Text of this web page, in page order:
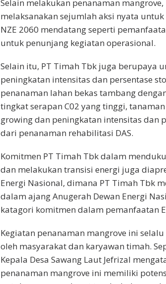
Selain melakukan penanaman
melaksanakan sejumlah aksi nyata
NZE 2060 mendatang seperti
untuk penunjang kegiatan operasional.
Selain itu, PT Timah Tbk juga berupaya
peningkatan intensitas dan persentase
penanaman lahan bekas tambang
tingkat serapan C02 yang tinggi,
growing dan peningkatan intensitas dan
dari penanaman rehabilitasi DAS.
Komitmen PT Timah Tbk dalam
dan melakukan transisi energi juga
Energi Nasional, dimana PT Timah Tbk
dalam ajang Anugerah Dewan Energi
katagori komitmen dalam pemanfaatan
Kegiatan penanaman mangrove ini
oleh masyarakat dan karyawan timah.
Kepala Desa Sawang Laut Jefrizal
penanaman mangrove ini memiliki